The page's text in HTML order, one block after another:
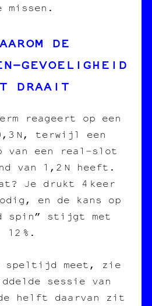
missen.
DE
DRAAIT
reageert op een
N, terwijl een
van een real‑slot
van 1,2 N heeft.
Je drukt 4 keer
en de kans op
spin” stijgt met
12 %.
speltijd meet, zie
sessie van
de helft daarvan zit